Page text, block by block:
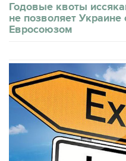
Годовые квоты
не позволяет Украине
Евросоюзом